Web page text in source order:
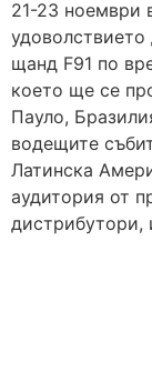
21-23 ноември
щанд F91 по
което ще се
Пауло,
водещите
Латинска
аудитория от
дистрибутори,